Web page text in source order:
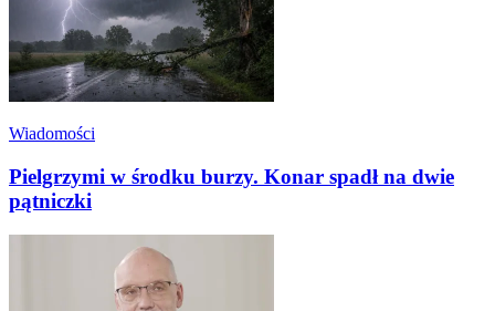
Wiadomości
Pielgrzymi w środku burzy. Konar spadł na dwie
pątniczki